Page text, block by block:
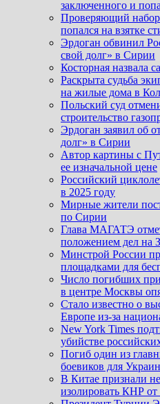
заключенного и
Проверяющий
попался на взятке
Эрдоган обвинил
свой долг» в Сирии
Косторная назвала
Раскрыта судьба
на жилые дома в
Польский суд
строительство
Эрдоган заявил об
долг» в Сирии
Автор картины с
ее изначальной цене
Российский
в 2025 году
Мирные жители
по Сирии
Глава МАГАТЭ
положением дел на
Минстрой России
площадками для
Число погибших
в центре Москвы
Стало известно о
Европе из-за
New York Times
убийстве
Погиб один из
боевиков для
В Китае признали
изолировать КНР